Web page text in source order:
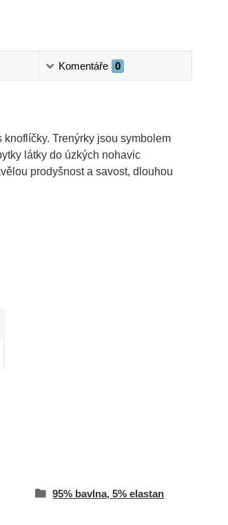
Komentáře 0
Trenýrky jsou symbolem
látky do úzkých nohavic
prodyšnost a savost, dlouhou
95% bavlna, 5% elastan